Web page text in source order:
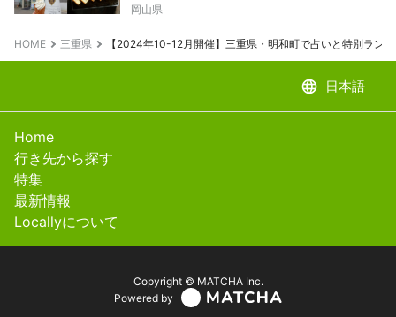
岡山県
HOME 三重県 【2024年10-12月開催】三重県・明和町で占いと特別ラン
language 日本語
Home
行き先から探す
特集
最新情報
Locallyについて
Copyright © MATCHA Inc.
Powered by